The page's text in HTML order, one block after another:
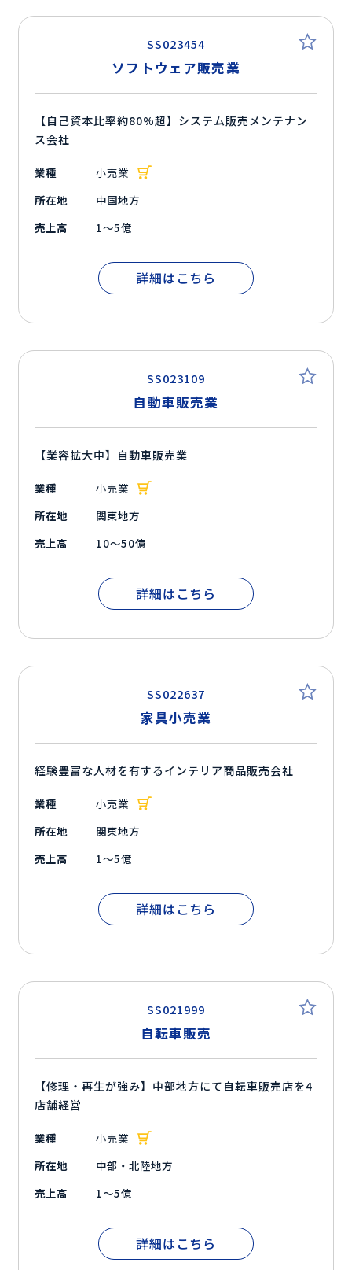
SS023454
ソフトウェア販売業
【自己資本比率約80%超】システム販売メンテナン
ス会社
業種
小売業
所在地
中国地方
売上高
1～5億
詳細はこちら
SS023109
自動車販売業
【業容拡大中】自動車販売業
業種
小売業
所在地
関東地方
売上高
10～50億
詳細はこちら
SS022637
家具小売業
経験豊富な人材を有するインテリア商品販売会社
業種
小売業
所在地
関東地方
売上高
1～5億
詳細はこちら
SS021999
自転車販売
【修理・再生が強み】中部地方にて自転車販売店を4
店舗経営
業種
小売業
所在地
中部・北陸地方
売上高
1～5億
詳細はこちら